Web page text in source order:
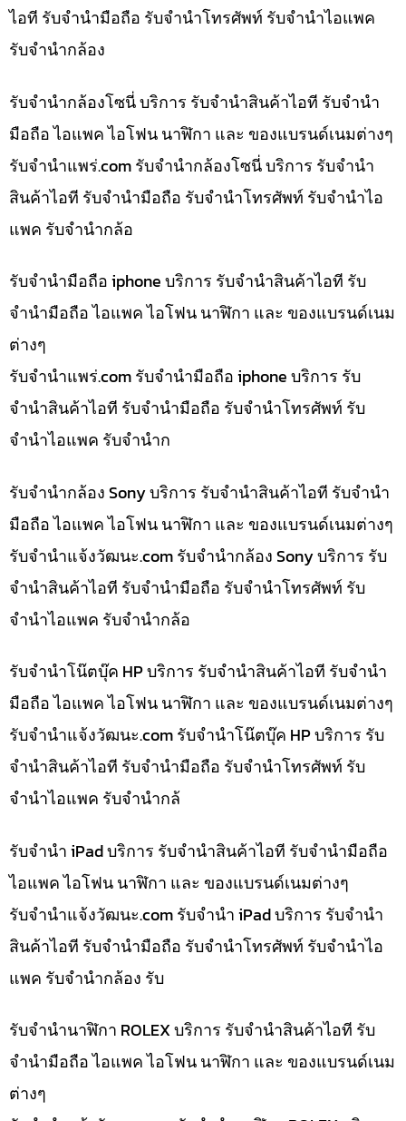
ไอที รับจำนำมือถือ รับจำนำโทรศัพท์ รับจำนำไอแพค
รับจำนำกล้อง
รับจำนำกล้องโซนี่ บริการ รับจำนำสินค้าไอที รับจำนำ
มือถือ ไอแพค ไอโฟน นาฬิกา และ ของแบรนด์เนมต่างๆ
รับจํานําแพร่.com รับจำนำกล้องโซนี่ บริการ รับจำนำ
สินค้าไอที รับจำนำมือถือ รับจำนำโทรศัพท์ รับจำนำไอ
แพค รับจำนำกล้อ
รับจำนำมือถือ iphone บริการ รับจำนำสินค้าไอที รับ
จำนำมือถือ ไอแพค ไอโฟน นาฬิกา และ ของแบรนด์เนม
ต่างๆ
รับจํานําแพร่.com รับจำนำมือถือ iphone บริการ รับ
จำนำสินค้าไอที รับจำนำมือถือ รับจำนำโทรศัพท์ รับ
จำนำไอแพค รับจำนำก
รับจำนำกล้อง Sony บริการ รับจำนำสินค้าไอที รับจำนำ
มือถือ ไอแพค ไอโฟน นาฬิกา และ ของแบรนด์เนมต่างๆ
รับจํานําแจ้งวัฒนะ.com รับจำนำกล้อง Sony บริการ รับ
จำนำสินค้าไอที รับจำนำมือถือ รับจำนำโทรศัพท์ รับ
จำนำไอแพค รับจำนำกล้อ
รับจำนำโน๊ตบุ๊ค HP บริการ รับจำนำสินค้าไอที รับจำนำ
มือถือ ไอแพค ไอโฟน นาฬิกา และ ของแบรนด์เนมต่างๆ
รับจํานําแจ้งวัฒนะ.com รับจำนำโน๊ตบุ๊ค HP บริการ รับ
จำนำสินค้าไอที รับจำนำมือถือ รับจำนำโทรศัพท์ รับ
จำนำไอแพค รับจำนำกล้
รับจำนำ iPad บริการ รับจำนำสินค้าไอที รับจำนำมือถือ
ไอแพค ไอโฟน นาฬิกา และ ของแบรนด์เนมต่างๆ
รับจํานําแจ้งวัฒนะ.com รับจำนำ iPad บริการ รับจำนำ
สินค้าไอที รับจำนำมือถือ รับจำนำโทรศัพท์ รับจำนำไอ
แพค รับจำนำกล้อง รับ
รับจำนำนาฬิกา ROLEX บริการ รับจำนำสินค้าไอที รับ
จำนำมือถือ ไอแพค ไอโฟน นาฬิกา และ ของแบรนด์เนม
ต่างๆ